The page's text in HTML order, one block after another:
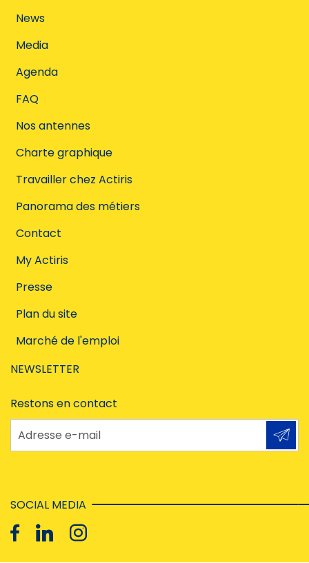
News
Media
Agenda
FAQ
Nos antennes
Charte graphique
Travailler chez Actiris
Panorama des métiers
Contact
My Actiris
Presse
Plan du site
Marché de l'emploi
NEWSLETTER
Restons en contact
Adresse e-mail
SOCIAL MEDIA